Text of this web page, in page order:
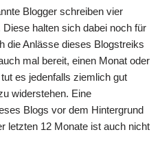
Blogger schreiben vier
halten sich dabei noch für
die Anlässe dieses Blogstreiks
mal bereit, einen Monat oder
es jedenfalls ziemlich gut
widerstehen. Eine
Blogs vor dem Hintergrund
letzten 12 Monate ist auch nicht